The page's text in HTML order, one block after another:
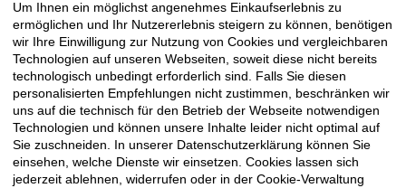
Um Ihnen ein möglichst angenehmes Einkaufserlebnis zu
ermöglichen und Ihr Nutzererlebnis steigern zu können, benötigen
wir Ihre Einwilligung zur Nutzung von Cookies und vergleichbaren
Technologien auf unseren Webseiten, soweit diese nicht bereits
technologisch unbedingt erforderlich sind. Falls Sie diesen
personalisierten Empfehlungen nicht zustimmen, beschränken wir
uns auf die technisch für den Betrieb der Webseite notwendigen
Technologien und können unsere Inhalte leider nicht optimal auf
Sie zuschneiden. In unserer Datenschutzerklärung können Sie
einsehen, welche Dienste wir einsetzen. Cookies lassen sich
jederzeit ablehnen, widerrufen oder in der Cookie-Verwaltung